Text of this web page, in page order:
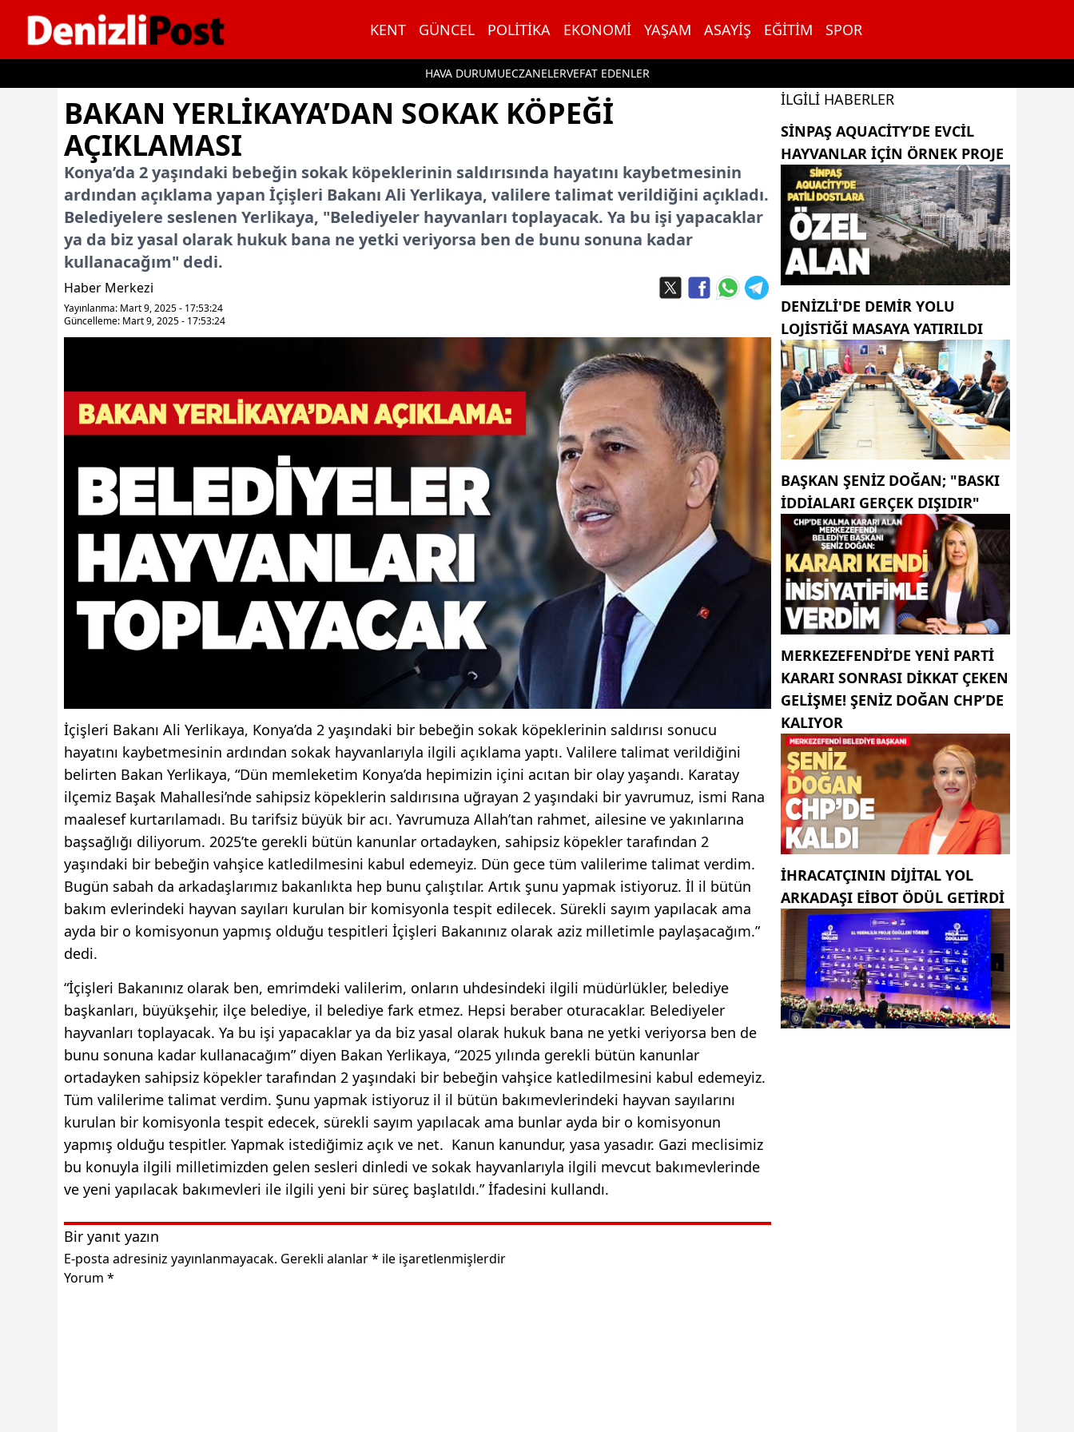
KENT GÜNCEL POLITIKA EKONOMI YAŞAM ASAYIŞ EĞITIM SPOR
HAVA DURUMUECZANELERVEFAT EDENLER
BAKAN YERLIKAYA’DAN SOKAK KÖPEĞI
AÇIKLAMASI
Konya’da 2 yaşındaki bebeğin sokak köpeklerinin saldırısında hayatını kaybetmesinin
ardından açıklama yapan İçişleri Bakanı Ali Yerlikaya, valilere talimat verildiğini açıkladı.
Belediyelere seslenen Yerlikaya, "Belediyeler hayvanları toplayacak. Ya bu işi yapacaklar
ya da biz yasal olarak hukuk bana ne yetki veriyorsa ben de bunu sonuna kadar
kullanacağım" dedi.
Haber Merkezi
Yayınlanma: Mart 9, 2025 - 17:53:24
Güncelleme: Mart 9, 2025 - 17:53:24
İçişleri Bakanı Ali Yerlikaya, Konya’da 2 yaşındaki bir bebeğin sokak köpeklerinin saldırısı sonucu
hayatını kaybetmesinin ardından sokak hayvanlarıyla ilgili açıklama yaptı. Valilere talimat verildiğini
belirten Bakan Yerlikaya, “Dün memleketim Konya’da hepimizin içini acıtan bir olay yaşandı. Karatay
ilçemiz Başak Mahallesi’nde sahipsiz köpeklerin saldırısına uğrayan 2 yaşındaki bir yavrumuz, ismi Rana
maalesef kurtarılamadı. Bu tarifsiz büyük bir acı. Yavrumuza Allah’tan rahmet, ailesine ve yakınlarına
başsağlığı diliyorum. 2025’te gerekli bütün kanunlar ortadayken, sahipsiz köpekler tarafından 2
yaşındaki bir bebeğin vahşice katledilmesini kabul edemeyiz. Dün gece tüm valilerime talimat verdim.
Bugün sabah da arkadaşlarımız bakanlıkta hep bunu çalıştılar. Artık şunu yapmak istiyoruz. İl il bütün
bakım evlerindeki hayvan sayıları kurulan bir komisyonla tespit edilecek. Sürekli sayım yapılacak ama
ayda bir o komisyonun yapmış olduğu tespitleri İçişleri Bakanınız olarak aziz milletimle paylaşacağım.”
dedi.
“İçişleri Bakanınız olarak ben, emrimdeki valilerim, onların uhdesindeki ilgili müdürlükler, belediye
başkanları, büyükşehir, ilçe belediye, il belediye fark etmez. Hepsi beraber oturacaklar. Belediyeler
hayvanları toplayacak. Ya bu işi yapacaklar ya da biz yasal olarak hukuk bana ne yetki veriyorsa ben de
bunu sonuna kadar kullanacağım” diyen Bakan Yerlikaya, “2025 yılında gerekli bütün kanunlar
ortadayken sahipsiz köpekler tarafından 2 yaşındaki bir bebeğin vahşice katledilmesini kabul edemeyiz.
Tüm valilerime talimat verdim. Şunu yapmak istiyoruz il il bütün bakımevlerindeki hayvan sayılarını
kurulan bir komisyonla tespit edecek, sürekli sayım yapılacak ama bunlar ayda bir o komisyonun
yapmış olduğu tespitler. Yapmak istediğimiz açık ve net. Kanun kanundur, yasa yasadır. Gazi meclisimiz
bu konuyla ilgili milletimizden gelen sesleri dinledi ve sokak hayvanlarıyla ilgili mevcut bakımevlerinde
ve yeni yapılacak bakımevleri ile ilgili yeni bir süreç başlatıldı.” İfadesini kullandı.
Bir yanıt yazın
E-posta adresiniz yayınlanmayacak. Gerekli alanlar* ile işaretlenmişlerdir
Yorum *
İLGILI HABERLER
SINPAŞ AQUACITY’DE EVCIL
HAYVANLAR IÇIN ÖRNEK PROJE
DENİZLİ'DE DEMİR YOLU
LOJİSTİĞİ MASAYA YATIRILDI
BAŞKAN ŞENIZ DOĞAN; "BASKI
IDDIALARI GERÇEK DIŞIDIR"
MERKEZEFENDI’DE YENI PARTI
KARARI SONRASI DIKKAT ÇEKEN
GELIŞME! ŞENIZ DOĞAN CHP’DE
KALIYOR
İHRACATÇININ DIJITAL YOL
ARKADAŞI EIBOT ÖDÜL GETIRDI